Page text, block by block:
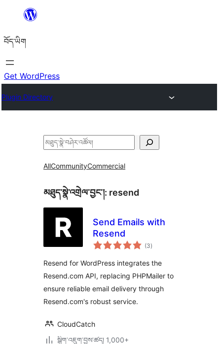
content
བོད་ཡིག
Get WordPress
Plugin Directory
བཤེར་
AllCommunityCommercial
མཐུད་སྣེ་འགྲེལ་བྱང་།: resend
Send Emails with
Resend
(3གདེང་
འཇོག་
ཚང་།
)
Resend for WordPress integrates the
Resend.com API, replacing PHPMailer to
ensure reliable email delivery through
Resend.com's robust service.
CloudCatch
སྒྲིག་འཇུག་བྱས་ཚད། 1,000+